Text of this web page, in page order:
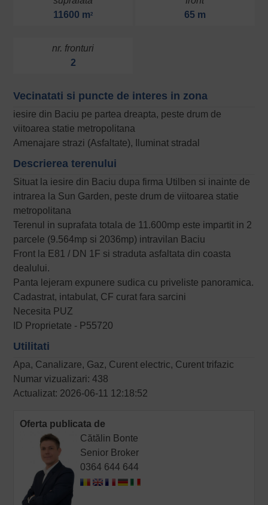
11600 m2
65 m
nr. fronturi
2
Vecinatati si puncte de interes in zona
iesire din Baciu pe partea dreapta, peste drum de
viitoarea statie metropolitana
Amenajare strazi (Asfaltate), Iluminat stradal
Descrierea terenului
Situat la iesire din Baciu dupa firma Utilben si inainte de
intrarea la Sun Garden, peste drum de viitoarea statie
metropolitana
Terenul in suprafata totala de 11.600mp este impartit in 2
parcele (9.564mp si 2036mp) intravilan Baciu
Front la E81 / DN 1F si straduta asfaltata din coasta
dealului.
Panta lejeram expunere sudica cu priveliste panoramica.
Cadastrat, intabulat, CF curat fara sarcini
Necesita PUZ
ID Proprietate - P55720
Utilitati
Apa, Canalizare, Gaz, Curent electric, Curent trifazic
Numar vizualizari: 438
Actualizat: 2026-06-11 12:18:52
Oferta publicata de
Cătălin Bonte
Senior Broker
0364 644 644